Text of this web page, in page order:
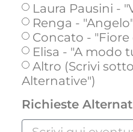
Laura Pausini -
Renga - "Angelo"
Concato -
Elisa - "A modo
Altro (Scrivi
Alternative")
Richieste